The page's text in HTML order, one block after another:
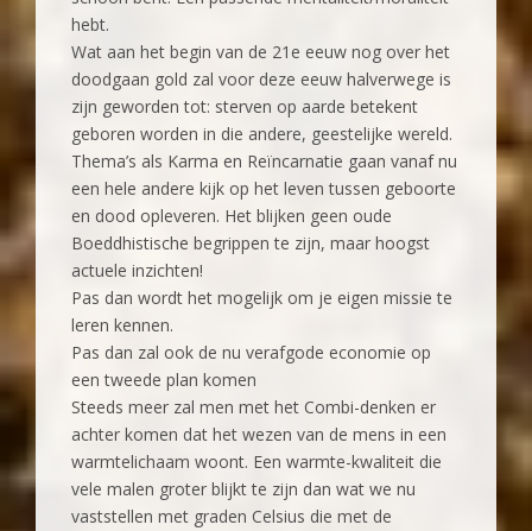
hebt.
Wat aan het begin van de 21e eeuw nog over het
doodgaan gold zal voor deze eeuw halverwege is
zijn geworden tot: sterven op aarde betekent
geboren worden in die andere, geestelijke wereld.
Thema’s als Karma en Reïncarnatie gaan vanaf nu
een hele andere kijk op het leven tussen geboorte
en dood opleveren. Het blijken geen oude
Boeddhistische begrippen te zijn, maar hoogst
actuele inzichten!
Pas dan wordt het mogelijk om je eigen missie te
leren kennen.
Pas dan zal ook de nu verafgode economie op
een tweede plan komen
Steeds meer zal men met het Combi-denken er
achter komen dat het wezen van de mens in een
warmtelichaam woont. Een warmte-kwaliteit die
vele malen groter blijkt te zijn dan wat we nu
vaststellen met graden Celsius die met de